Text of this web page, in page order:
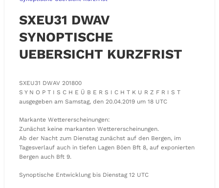
SXEU31 DWAV
SYNOPTISCHE
UEBERSICHT KURZFRIST
SXEU31 DWAV 201800
S Y N O P T I S C H E Ü B E R S I C H T K U R Z F R I S T
ausgegeben am Samstag, den 20.04.2019 um 18 UTC
Markante Wettererscheinungen:
Zunächst keine markanten Wettererscheinungen.
Ab der Nacht zum Dienstag zunächst auf den Bergen, im
Tagesverlauf auch in tiefen Lagen Böen Bft 8, auf exponierten
Bergen auch Bft 9.
Synoptische Entwicklung bis Dienstag 12 UTC